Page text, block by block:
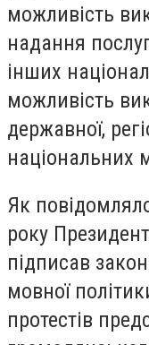
можливість
надання
інших
можливість
державної,
національних
Як
року
підписав
мовної
протестів